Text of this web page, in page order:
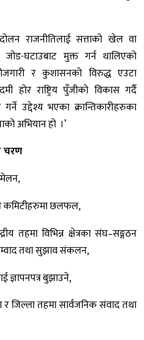
राजनीतिलाई सत्ताको खेल वा
जोड-घटाउबाट मुक्त गर्न थालिएको
र कुशासनको विरुद्ध एउटा
होर राष्ट्रिय पुँजीको विकास गर्दै
उद्देश्य भएका क्रान्तिकारीहरुका
अभियान हो ।’
चरण
कमिटीहरुमा छलफल,
तहमा विभिन्न क्षेत्रका संघ–सङ्गठन
तथा सुझाव संकलन,
ज्ञापनपत्र बुझाउने,
र जिल्ला तहमा सार्वजनिक संवाद तथा